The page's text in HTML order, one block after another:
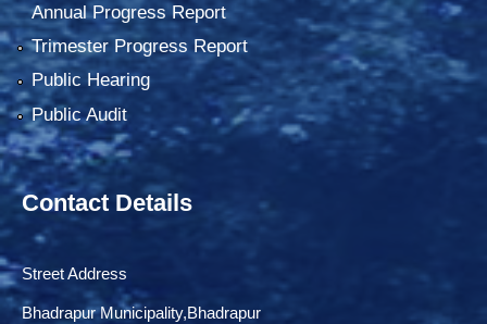
Annual Progress Report
Trimester Progress Report
Public Hearing
Public Audit
Contact Details
Street Address
Bhadrapur Municipality,Bhadrapur